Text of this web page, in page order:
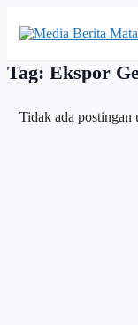
Tag: Ekspor
Tidak ada postingan